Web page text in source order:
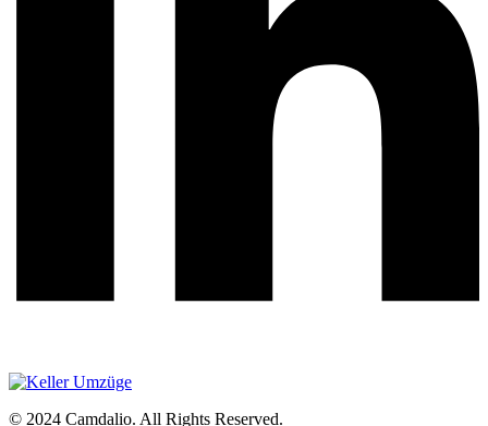
© 2024 Camdalio. All Rights Reserved.